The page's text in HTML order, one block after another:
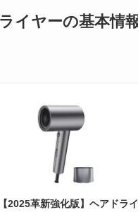
イヤーの基本情
2025革新強化版】ヘアドラ